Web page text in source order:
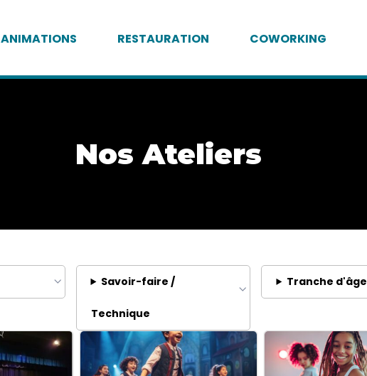
ANIMATIONS RESTAURATION COWORKING
Nos Ateliers
Savoir-faire /
Technique
Tranche d'âge